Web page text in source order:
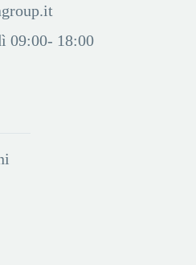
09:00- 18:00